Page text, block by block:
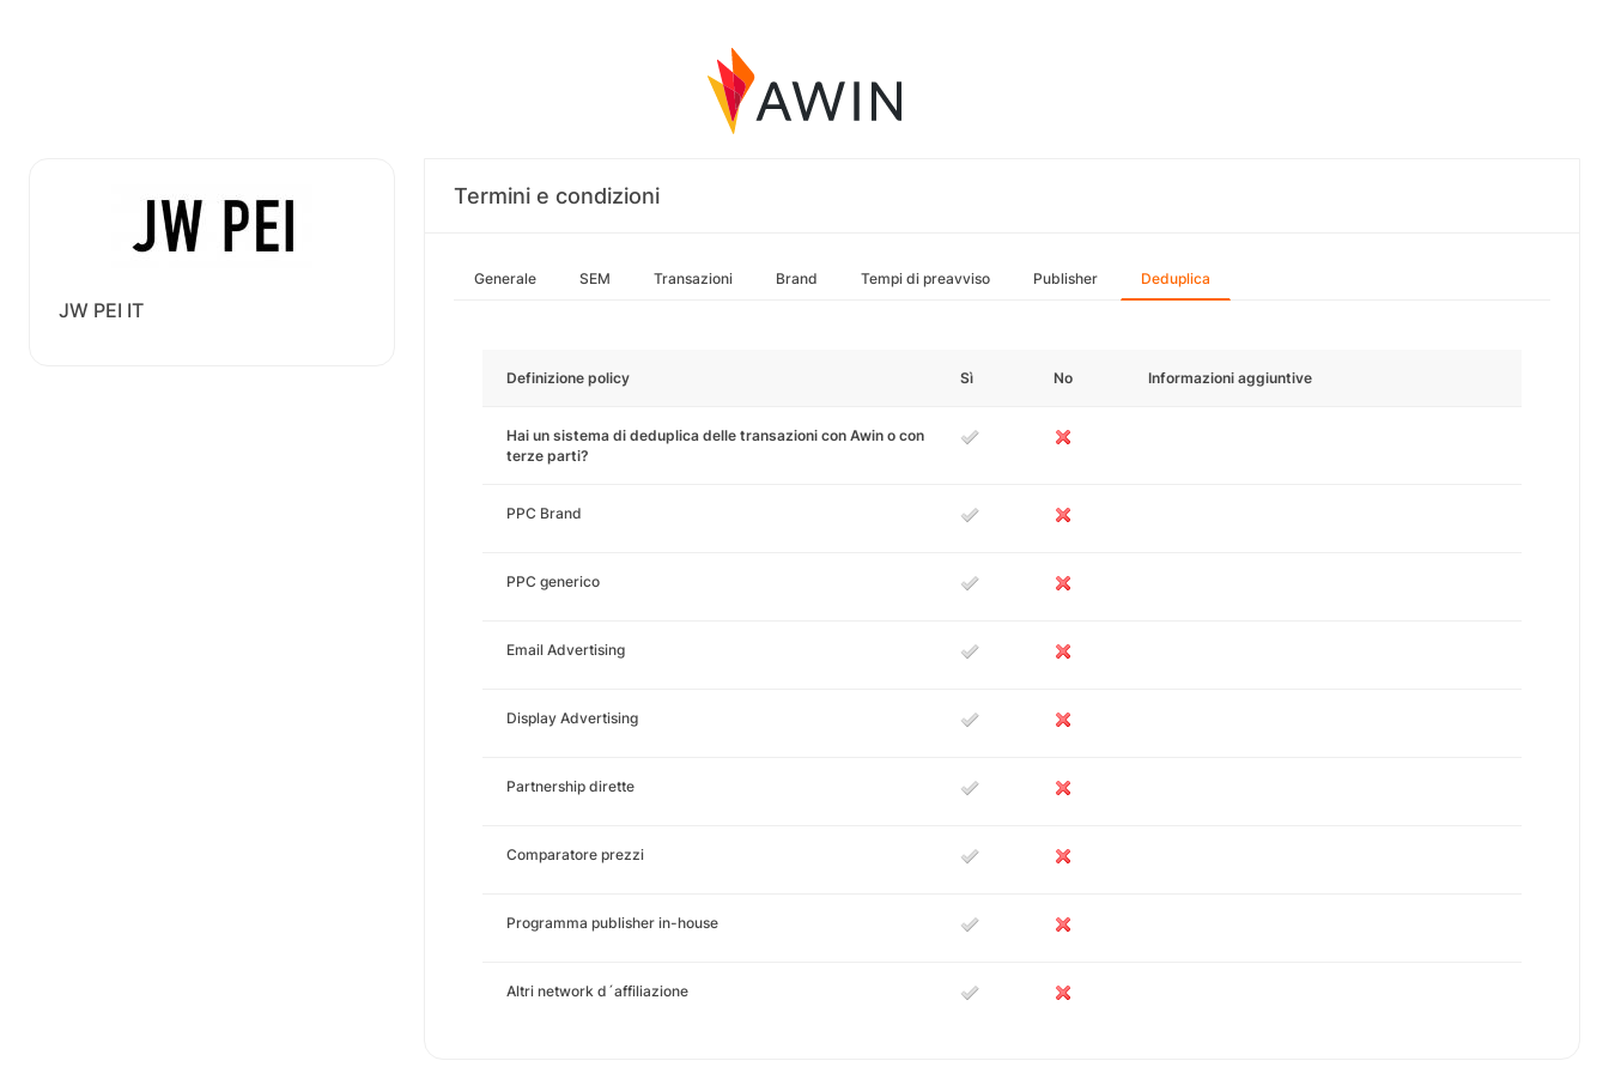
JW PEI IT
Termini e condizioni
Generale SEM Transazioni Brand Tempi di preavviso Publisher Deduplica
Definizione policy Sì No Informazioni aggiuntive
Hai un sistema di deduplica delle transazioni con Awin o con
terze parti?
PPC Brand
PPC generico
Email Advertising
Display Advertising
Partnership dirette
Comparatore prezzi
Programma publisher in-house
Altri network d´affiliazione